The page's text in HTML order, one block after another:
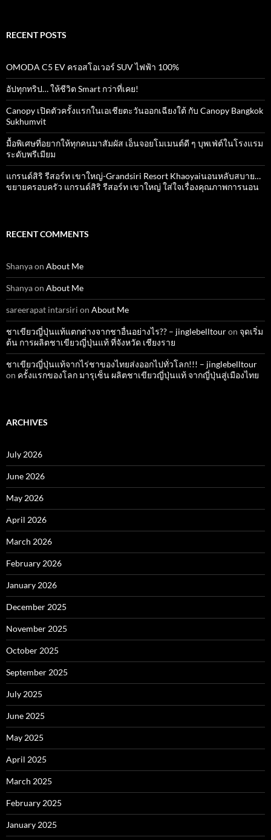
RECENT POSTS
OMODA C5 EV ครอสโอเวอร์ SUV ไฟฟ้า 100%
อัปทุกทริป… ให้ชีวิต Smart กว่าที่เคย!
Canopy เปิดตัวครั้งแรกในเอเชียตะวันออกเฉียงใต้ กับ Canopy Bangkok
Sukhumvit
มื้อพิเศษที่อยากให้ทุกคนมาสัมผัส เอ็นจอยโมเมนต์ดี ๆ บุพเฟ่ต์ในโรงแรม
ระดับพรีเมียม
แกรนด์สิริ​ รีสอร์ท​ เขาใหญ่​-Grandsiri​ Resort​ Khaoyaiนอนหลับสบาย…
ขยายครอบครัว แกรนด์สิริ รีสอร์ท เขาใหญ่ ใส่ใจเรื่องคุณภาพการนอน
RECENT COMMENTS
Shanyaon About Me
Shanyaon About Me
sareerapat intarsiri on About Me
ชาเขียวญี่ปุ่นแท้แตกต่างจากชาอื่นอย่างไร?? – jinglebelltouron จุดเริ่ม
ต้น การผลิตชาเขียวญี่ปุ่นแท้ ที่จังหวัด เชียงราย
ชาเขียวญี่ปุ่นแท้จากไร่ชาของไทยส่งออกไปทั่วโลก!!! – jinglebelltour
on ครั้งแรกของโลก มารุเซ็น ผลิตชาเขียวญี่ปุ่นแท้ จากญี่ปุ่นสู่เมืองไทย
ARCHIVES
July 2026
June 2026
May 2026
April 2026
March 2026
February 2026
January 2026
December 2025
November 2025
October 2025
September 2025
July 2025
June 2025
May 2025
April 2025
March 2025
February 2025
January 2025